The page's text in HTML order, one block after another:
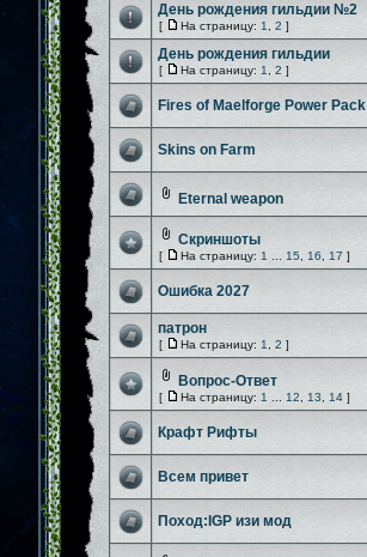
День рождения гильдии №2
[ На страницу: 1 2 ]
День рождения гильдии
[ На страницу: 1 2 ]
Fires of Maelforge Power Pack
Skins on Farm
Eternal weapon
Скриншоты
[ На страницу: 1 15 16 17 ]
Ошибка 2027
патрон
[ На страницу: 1 2 ]
Вопрос-Ответ
[ На страницу: 1 12 13 14 ]
Крафт Рифты
Всем привет
Поход:IGP изи мод